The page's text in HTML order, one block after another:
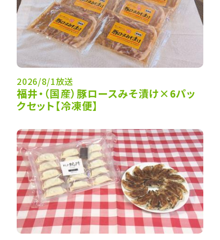
2026/8/1放送
福井・（国産）豚ロースみそ漬け×6パッ
クセット【冷凍便】